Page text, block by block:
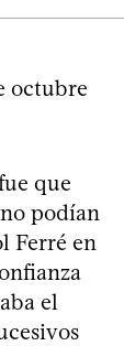
octubre
que
podían
Ferré en
el